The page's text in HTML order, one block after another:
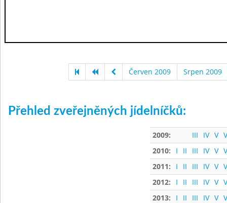
Červen 2009 Srpen 2009
Přehled zveřejněných jídelníčků:
2009: III IV V
2010:
I II III IV V
2011:
I II III IV V
2012:
I II III IV V
2013:
I II III IV V